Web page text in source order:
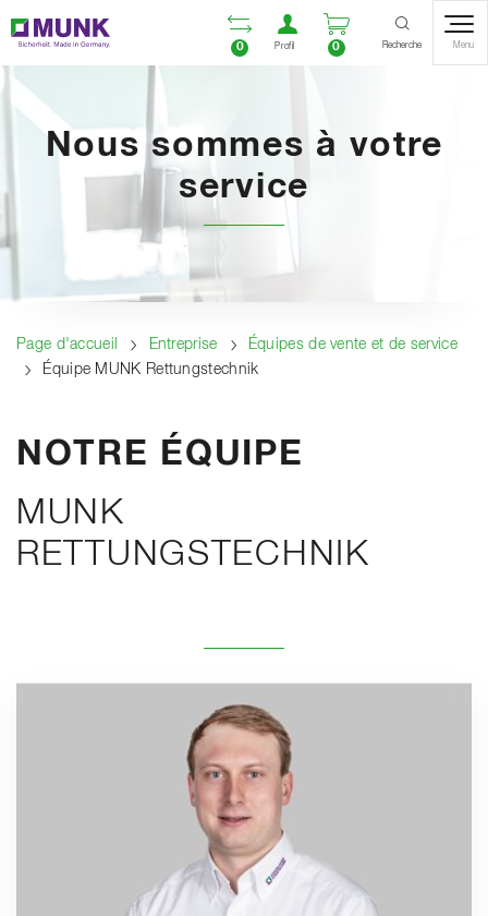
Contenu
Sommaire
Navigation Ouvrir la liste
0
Ouvrir un compte
Profil
Ouvrir le
0 Recherche Menu
Nous sommes à votre
service
Page d'accueil Entreprise
Équipes de vente et de service
Équipe MUNK Rettungstechnik
NOTRE ÉQUIPE
MUNK
RETTUNGSTECHNIK